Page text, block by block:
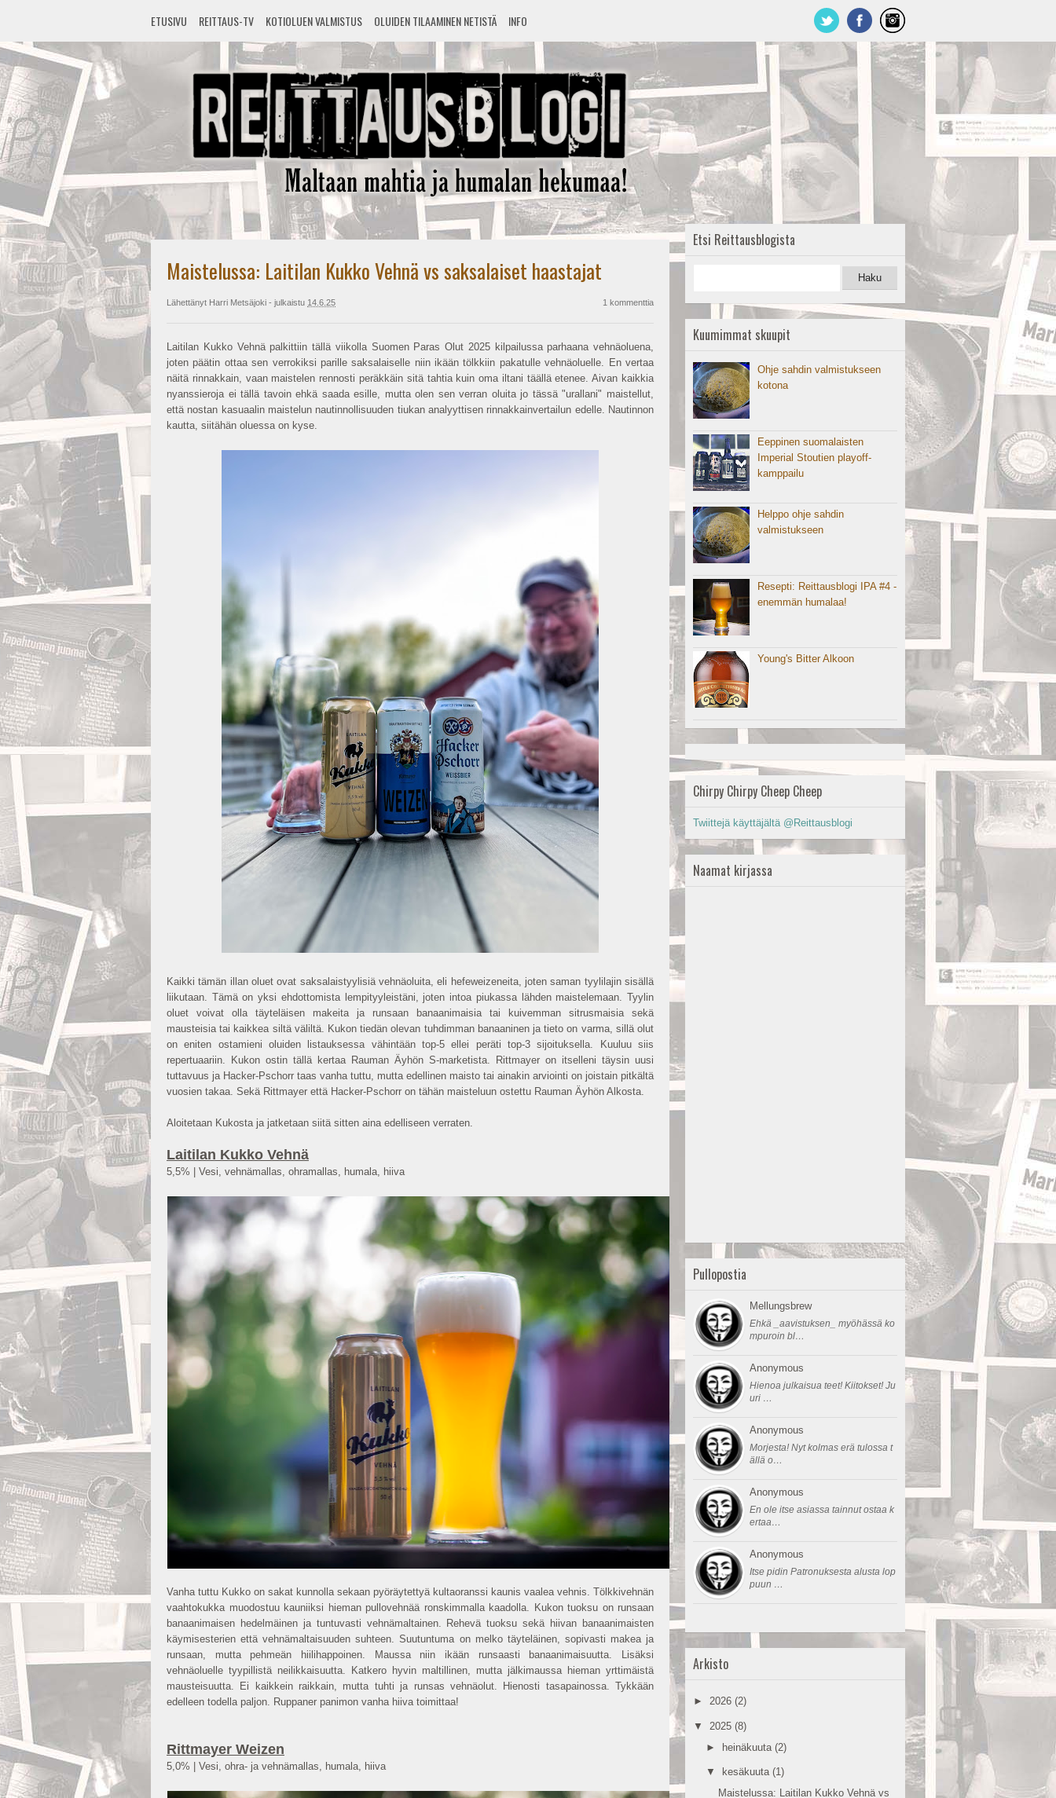
ETUSIVU REITTAUS-TV KOTIOLUEN VALMISTUS OLUIDEN TILAAMINEN NETISTÄ INFO
Maistelussa: Laitilan Kukko Vehnä vs saksalaiset haastajat
Lähettänyt Harri Metsäjoki - julkaistu 14.6.25 1 kommenttia
Laitilan Kukko Vehnä palkittiin tällä viikolla Suomen Paras Olut 2025 kilpailussa parhaana vehnäoluena,
joten päätin ottaa sen verrokiksi parille saksalaiselle niin ikään tölkkiin pakatulle vehnäoluelle. En vertaa
näitä rinnakkain, vaan maistelen rennosti peräkkäin sitä tahtia kuin oma iltani täällä etenee. Aivan kaikkia
nyanssieroja ei tällä tavoin ehkä saada esille, mutta olen sen verran oluita jo tässä "urallani" maistellut,
että nostan kasuaalin maistelun nautinnollisuuden tiukan analyyttisen rinnakkainvertailun edelle. Nautinnon
kautta, siitähän oluessa on kyse.
Kaikki tämän illan oluet ovat saksalaistyylisiä vehnäoluita, eli hefeweizeneita, joten saman tyylilajin sisällä
liikutaan. Tämä on yksi ehdottomista lempityyleistäni, joten intoa piukassa lähden maistelemaan. Tyylin
oluet voivat olla täyteläisen makeita ja runsaan banaanimaisia tai kuivemman sitrusmaisia sekä
mausteisia tai kaikkea siltä väliltä. Kukon tiedän olevan tuhdimman banaaninen ja tieto on varma, sillä olut
on eniten ostamieni oluiden listauksessa vähintään top-5 ellei peräti top-3 sijoituksella. Kuuluu siis
repertuaariin. Kukon ostin tällä kertaa Rauman Äyhön S-marketista. Rittmayer on itselleni täysin uusi
tuttavuus ja Hacker-Pschorr taas vanha tuttu, mutta edellinen maisto tai ainakin arviointi on joistain pitkältä
vuosien takaa. Sekä Rittmayer että Hacker-Pschorr on tähän maisteluun ostettu Rauman Äyhön Alkosta.
Aloitetaan Kukosta ja jatketaan siitä sitten aina edelliseen verraten.
Laitilan Kukko Vehnä
5,5% | Vesi, vehnämallas, ohramallas, humala, hiiva
Vanha tuttu Kukko on sakat kunnolla sekaan pyöräytettyä kultaoranssi kaunis vaalea vehnis. Tölkkivehnän
vaahtokukka muodostuu kauniiksi hieman pullovehnää ronskimmalla kaadolla. Kukon tuoksu on runsaan
banaanimaisen hedelmäinen ja tuntuvasti vehnämaltainen. Rehevä tuoksu sekä hiivan banaanimaisten
käymisesterien että vehnämaltaisuuden suhteen. Suutuntuma on melko täyteläinen, sopivasti makea ja
runsaan, mutta pehmeän hiilihappoinen. Maussa niin ikään runsaasti banaanimaisuutta. Lisäksi
vehnäoluelle tyypillistä neilikkaisuutta. Katkero hyvin maltillinen, mutta jälkimaussa hieman yrttimäistä
mausteisuutta. Ei kaikkein raikkain, mutta tuhti ja runsas vehnäolut. Hienosti tasapainossa. Tykkään
edelleen todella paljon. Ruppaner panimon vanha hiiva toimittaa!
Rittmayer Weizen
5,0% | Vesi, ohra- ja vehnämallas, humala, hiiva
Etsi Reittausblogista
Kuumimmat skuupit
Ohje sahdin valmistukseen
kotona
Eeppinen suomalaisten
Imperial Stoutien playoff-
kamppailu
Helppo ohje sahdin
valmistukseen
Resepti: Reittausblogi IPA #4 -
enemmän humalaa!
Young's Bitter Alkoon
Chirpy Chirpy Cheep Cheep
Twiittejä käyttäjältä @Reittausblogi
Naamat kirjassa
Pullopostia
Mellungsbrew
Ehkä _aavistuksen_ myöhässä ko
mpuroin bl…
Anonymous
Hienoa julkaisua teet! Kiitokset! Ju
uri …
Anonymous
Morjesta! Nyt kolmas erä tulossa t
ällä o…
Anonymous
En ole itse asiassa tainnut ostaa k
ertaa…
Anonymous
Itse pidin Patronuksesta alusta lop
puun …
Arkisto
► 2026 (2)
▼ 2025 (8)
►
heinäkuuta (2)
▼ kesäkuuta (1)
Maistelussa: Laitilan Kukko Vehnä vs